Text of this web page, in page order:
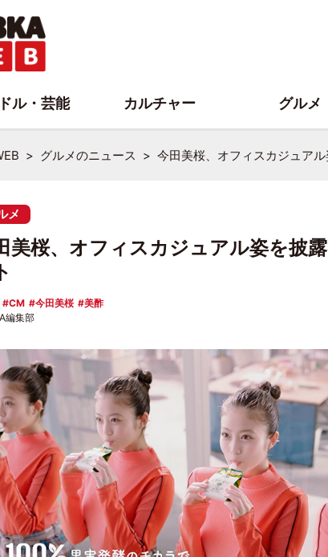
グルメのニュース 今田美桜、オフィスカジュア
メ
美桜、オフィスカジュアル姿を披
CM 今田美桜
美酢
編集部
ル・芸能 カルチャー グルメ